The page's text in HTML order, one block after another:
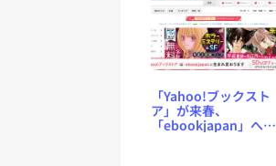
「Yahoo!ブックスト
ア」が来春、
「ebookjapan」へ統